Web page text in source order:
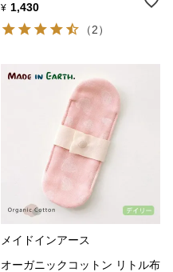
¥ 1,430
（2）
メイドインアース
オーガニックコットン リトル布